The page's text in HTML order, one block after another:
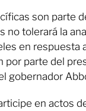
son parte
no tolerará la
en respuesta
por parte del
gobernador
en actos